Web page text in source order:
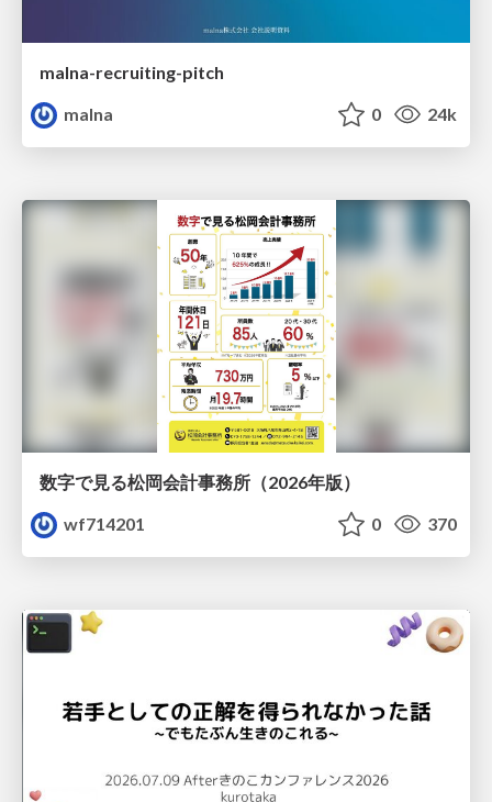
malna-recruiting-pitch
malna
0 24k
数字で見る松岡会計事務所（2026年版）
wf714201
0 370